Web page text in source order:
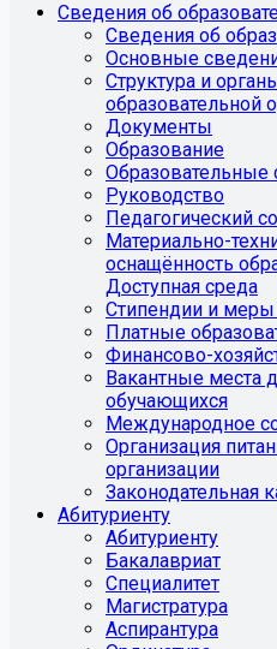
Сведения об
Сведения об
Основные
Структура и
образовательной
Документы
Образование
Образовательные
Руководство
Педагогический
Материально-
оснащённость
Доступная среда
Стипендии и
Платные
Финансово-
Вакантные места
обучающихся
Международное
Организация
организации
Законодательная
Абитуриенту
Абитуриенту
Бакалавриат
Специалитет
Магистратура
Аспирантура